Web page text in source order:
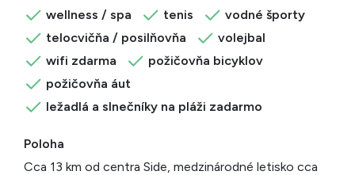
wellness / spa
tenis
vodné športy
telocvičňa / posilňovňa
volejbal
wifi zdarma
požičovňa bicyklov
požičovňa áut
ležadlá a slnečníky na pláži zadarmo
Poloha
Cca 13 km od centra Side, medzinárodné letisko cca